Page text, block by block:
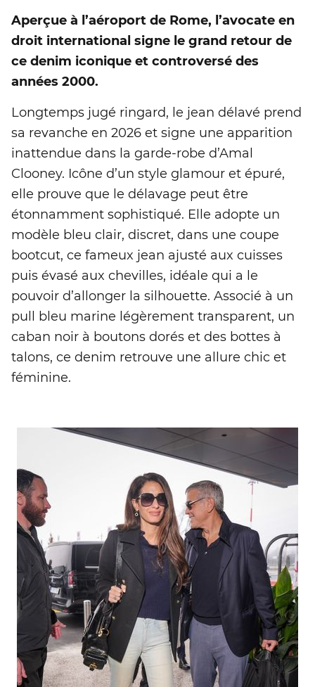
Aperçue à l’aéroport de Rome, l’avocate en
droit international signe le grand retour de
ce denim iconique et controversé des
années 2000.
Longtemps jugé ringard, le jean délavé prend
sa revanche en 2026 et signe une apparition
inattendue dans la garde-robe d’Amal
Clooney. Icône d’un style glamour et épuré,
elle prouve que le délavage peut être
étonnamment sophistiqué. Elle adopte un
modèle bleu clair, discret, dans une coupe
bootcut, ce fameux jean ajusté aux cuisses
puis évasé aux chevilles, idéale qui a le
pouvoir d’allonger la silhouette. Associé à un
pull bleu marine légèrement transparent, un
caban noir à boutons dorés et des bottes à
talons, ce denim retrouve une allure chic et
féminine.